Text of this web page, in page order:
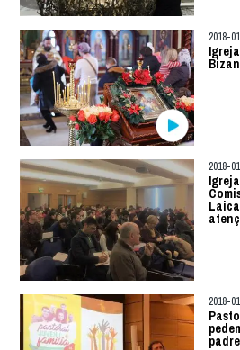
2018-
2018-
2018-